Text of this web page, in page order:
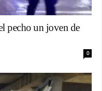
pecho un joven de
0